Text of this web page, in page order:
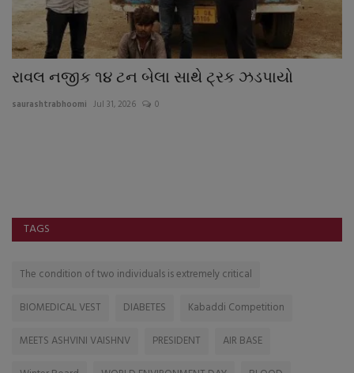
રાવલ નજીક ૧૪ ટન બેલા સાથે ટ્રક ઝડપાયો
saurashtrabhoomi Jul 31, 2026 0
TAGS
The condition of two individuals is extremely critical
BIOMEDICAL VEST
DIABETES
Kabaddi Competition
MEETS ASHVINI VAISHNV
PRESIDENT
AIR BASE